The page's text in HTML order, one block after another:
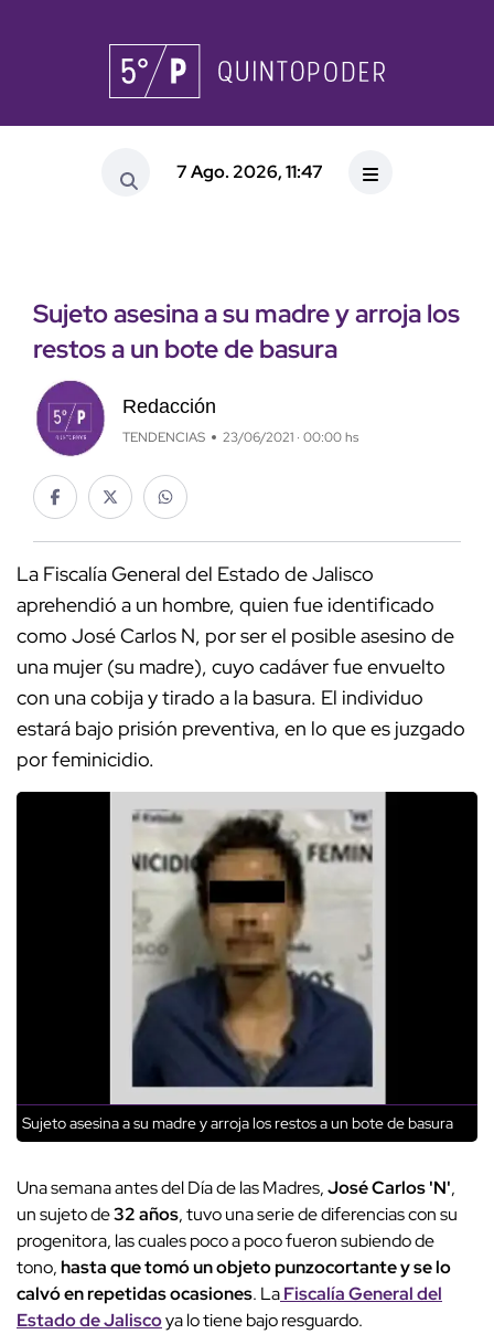
7 Ago. 2026, 11:47
Sujeto asesina a su madre y arroja los
restos a un bote de basura
Redacción
TENDENCIAS 23/06/2021 · 00:00 hs
La Fiscalía General del Estado de Jalisco
aprehendió a un hombre, quien fue identificado
como José Carlos N, por ser el posible asesino de
una mujer (su madre), cuyo cadáver fue envuelto
con una cobija y tirado a la basura. El individuo
estará bajo prisión preventiva, en lo que es juzgado
por feminicidio.
Sujeto asesina a su madre y arroja los restos a un bote de basura
Una semana antes del Día de las Madres,José Carlos 'N',
un sujeto de32 años, tuvo una serie de diferencias con su
progenitora, las cuales poco a poco fueron subiendo de
tono,hasta que tomó un objeto punzocortante y se lo
calvó en repetidas ocasiones. LaFiscalía General del
Estado de Jaliscoya lo tiene bajo resguardo.